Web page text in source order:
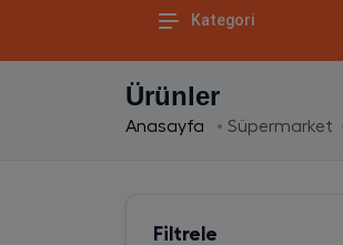
Kategori
Ürünler
Anasayfa Süpermarket
Filtrele